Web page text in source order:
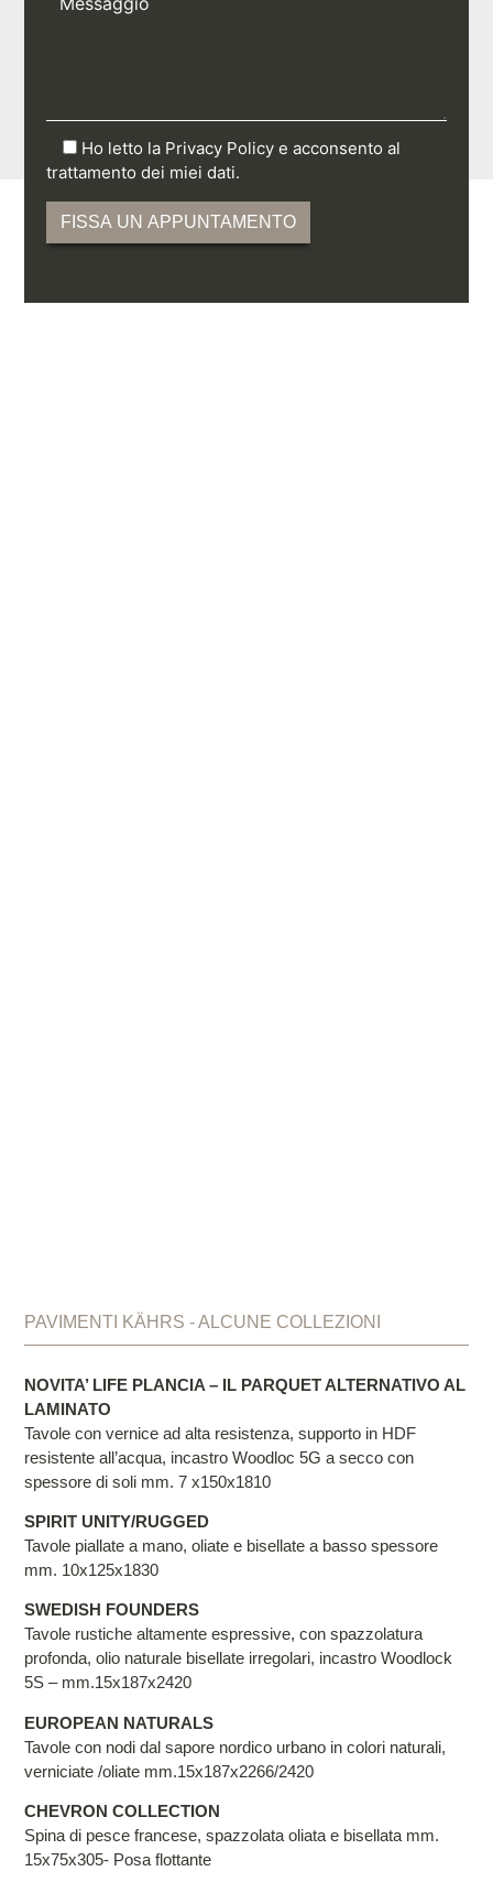
Ho letto la Privacy Policy e acconsento al
trattamento dei miei dati.
PAVIMENTI KÄHRS - ALCUNE COLLEZIONI
NOVITA’ LIFE PLANCIA – IL PARQUET ALTERNATIVO AL
LAMINATO
Tavole con vernice ad alta resistenza, supporto in HDF
resistente all’acqua, incastro Woodloc 5G a secco con
spessore di soli mm. 7 x150x1810
SPIRIT UNITY/RUGGED
Tavole piallate a mano, oliate e bisellate a basso spessore
mm. 10x125x1830
SWEDISH FOUNDERS
Tavole rustiche altamente espressive, con spazzolatura
profonda, olio naturale bisellate irregolari, incastro Woodlock
5S – mm.15x187x2420
EUROPEAN NATURALS
Tavole con nodi dal sapore nordico urbano in colori naturali,
verniciate /oliate mm.15x187x2266/2420
CHEVRON COLLECTION
Spina di pesce francese, spazzolata oliata e bisellata mm.
15x75x305- Posa flottante